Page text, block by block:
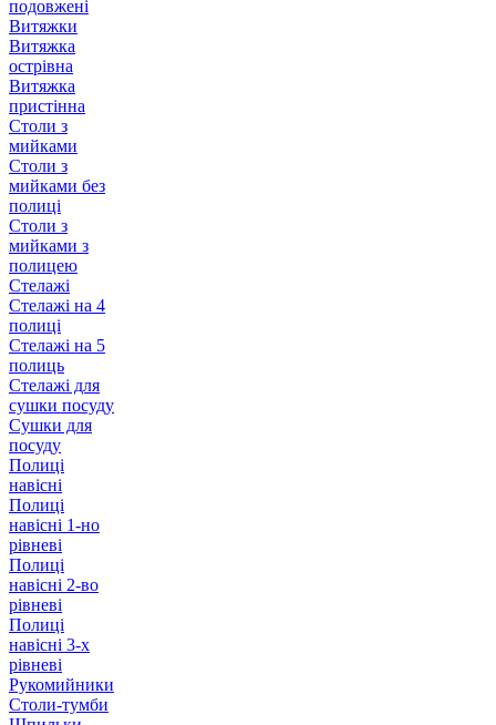
подовжені
Витяжки
Витяжка
острівна
Витяжка
пристінна
Столи з
мийками
Столи з
мийками без
полиці
Столи з
мийками з
полицею
Стелажі
Стелажі на 4
полиці
Стелажі на 5
полиць
Стелажі для
сушки посуду
Сушки для
посуду
Полиці
навісні
Полиці
навісні 1-но
рівневі
Полиці
навісні 2-во
рівневі
Полиці
навісні 3-х
рівневі
Рукомийники
Столи-тумби